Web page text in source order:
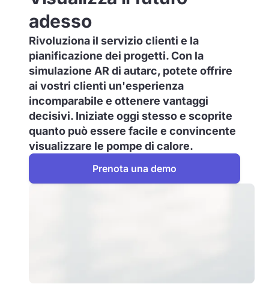
adesso
Rivoluziona il servizio clienti e la
pianificazione dei progetti. Con la
simulazione AR di autarc, potete offrire
ai vostri clienti un'esperienza
incomparabile e ottenere vantaggi
decisivi. Iniziate oggi stesso e scoprite
quanto può essere facile e convincente
visualizzare le pompe di calore.
Prenota una demo